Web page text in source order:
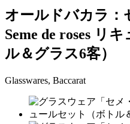
オールドバカラ：
Seme de roses リ
ル＆グラス6客）
Glasswares, Baccarat